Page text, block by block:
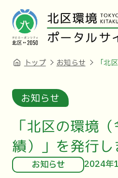
トップ お知らせ 「北
お知らせ
「北区の環境
績）」を発行し
お知らせ 2024年